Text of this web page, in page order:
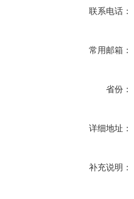
联系电话：
常用邮箱：
省份：
详细地址：
补充说明：